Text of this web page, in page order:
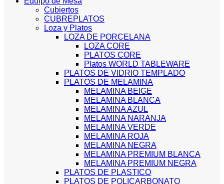
Cubiertos
CUBREPLATOS
Loza y Platos
LOZA DE PORCELANA
LOZA CORE
PLATOS CORE
Platos WORLD TABLEWARE
PLATOS DE VIDRIO TEMPLADO
PLATOS DE MELAMINA
MELAMINA BEIGE
MELAMINA BLANCA
MELAMINA AZUL
MELAMINA NARANJA
MELAMINA VERDE
MELAMINA ROJA
MELAMINA NEGRA
MELAMINA PREMIUM BLANCA
MELAMINA PREMIUM NEGRA
PLATOS DE PLASTICO
PLATOS DE POLICARBONATO